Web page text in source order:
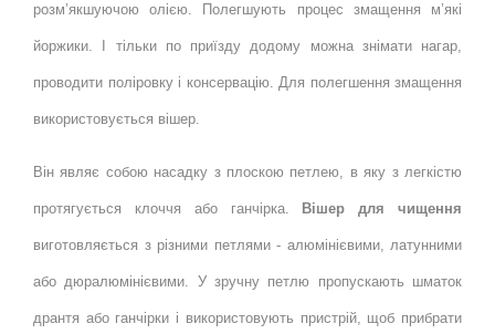
розм’якшуючою олією. Полегшують процес змащення м’які
йоржики. І тільки по приїзду додому можна знімати нагар,
проводити поліровку і консервацію. Для полегшення змащення
використовується вішер.
Він являє собою насадку з плоскою петлею, в яку з легкістю
протягується клоччя або ганчірка. Вішер для чищення
виготовляється з різними петлями - алюмінієвими, латунними
або дюралюмінієвими. У зручну петлю пропускають шматок
дрантя або ганчірки і використовують пристрій, щоб прибрати